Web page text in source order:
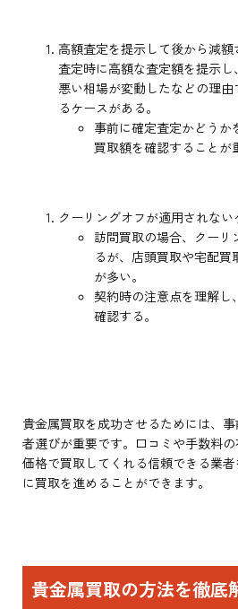
高額査定を提示して後から減額
査定時に高額な査定額を提示
悪い相場が変動したなどの理
るケースがある。
事前に確定査定かどう
買取額を確認することが
クーリングオフが適用されない
訪問買取の場合、クーリ
るが、店頭買取や宅配買
が多い。
契約時の注意点を理解し
確認する。
貴金属買取を成功させるためには、
者選びが重要です。口コミや手数料
価格で買取してくれる信頼できる業
に買取を進めることができます。
貴金属買取の方法を徹底